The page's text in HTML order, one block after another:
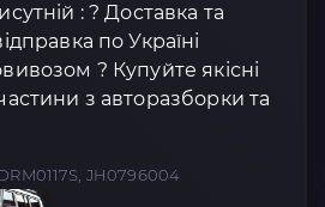
: ? Доставка та
по Україні
? Купуйте якісні
з авторазборки та
JH0796004